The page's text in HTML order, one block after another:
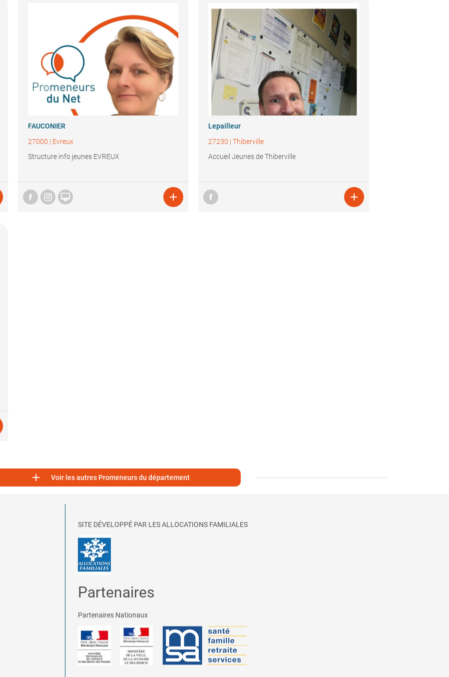
FAUCONIER
27000 | Evreux
Structure info jeunes EVREUX
 
Lepailleur
27230 |Thiberville
Accueil Jeunes de Thiberville

 Voir les autres Promeneurs du département
SITE DÉVELOPPÉ PAR LES ALLOCATIONS FAMILIALES
Partenaires
Partenaires Nationaux